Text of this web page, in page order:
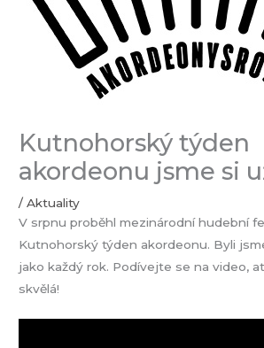
Kutnohorský týden
akordeonu jsme si
/Aktuality
V srpnu proběhl mezinárodní hudební
Kutnohorský týden akordeonu. Byli
jako každý rok. Podívejte se na video,
skvělá!